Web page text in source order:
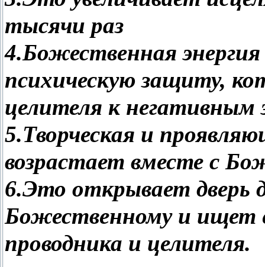
тысячи раз
4.Божественная
психическую защиту,
целителя к негативным
5.Творческая и
возрастает вместе с
6.Это открывает дверь
Божественному и ищет
проводника и целителя.